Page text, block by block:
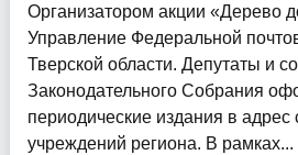
Организатором акции «Дерево
Управление Федеральной
Тверской области. Депутаты и
Законодательного Собрания
периодические издания в адрес
учреждений региона. В рамках...